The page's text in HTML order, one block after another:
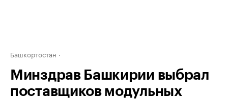
Башкортостан
Минздрав Башкирии выбрал
поставщиков модульных